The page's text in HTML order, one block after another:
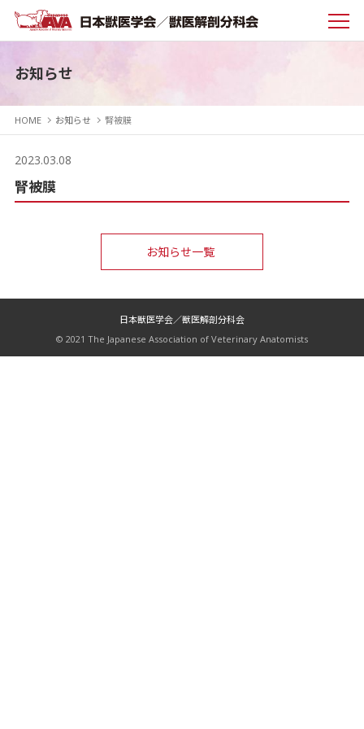
お知らせ
HOME お知らせ 腎被膜
2023.03.08
腎被膜
お知らせ一覧
日本獣医学会／獣医解剖分科会
© 2021 The Japanese Association of Veterinary Anatomists